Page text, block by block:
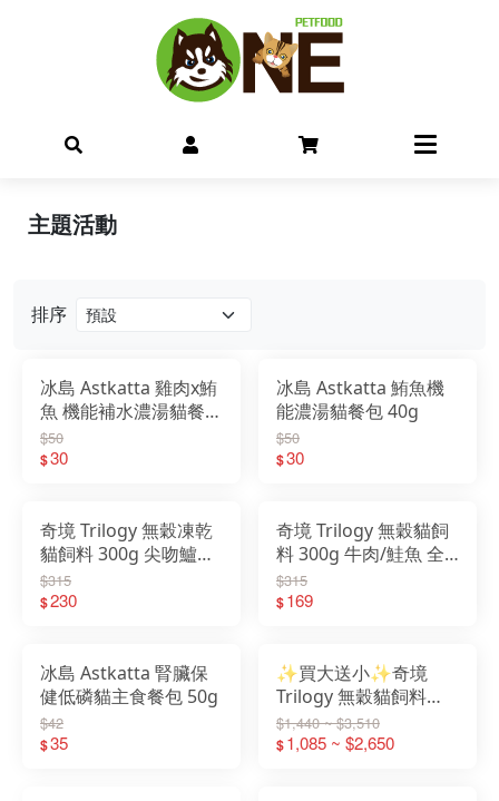
排序
冰島 Astkatta 雞肉x鮪
魚 機能補水濃湯貓餐包
40g
$50
$30
冰島 Astkatta 鮪魚機
能濃湯貓餐包 40g
$50
$30
奇境 Trilogy 無穀凍乾
貓飼料 300g 尖吻鱸&
鮪魚/袋鼠肉/鮭魚/牛肉
$315
$230
奇境 Trilogy 無穀貓飼
料 300g 牛肉/鮭魚 全
齡貓
$315
$169
冰島 Astkatta 腎臟保
健低磷貓主食餐包 50g
$42
$35
✨買大送小✨奇境
Trilogy 無穀貓飼料
1.8KG/5KG 牛肉/鮭魚
全齡貓
$1,440 ~ $3,510
$1,085 ~ $2,650
主題活動